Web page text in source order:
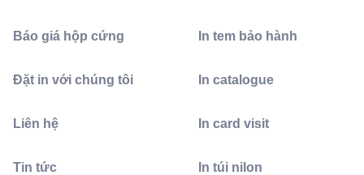
Báo giá hộp cứng
Đặt in với chúng tôi
Liên hệ
Tin tức
In tem bảo hành
In catalogue
In card visit
In túi nilon